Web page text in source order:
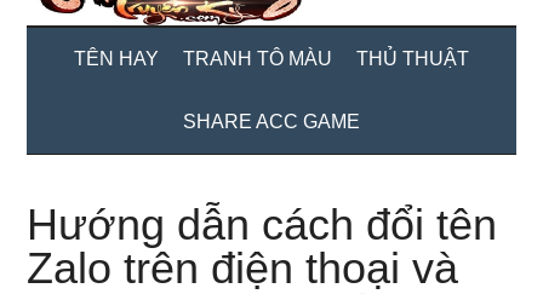
TÊN HAY TRANH TÔ MÀU THỦ THUẬT
SHARE ACC GAME
Hướng dẫn cách đổi tên
Zalo trên điện thoại và